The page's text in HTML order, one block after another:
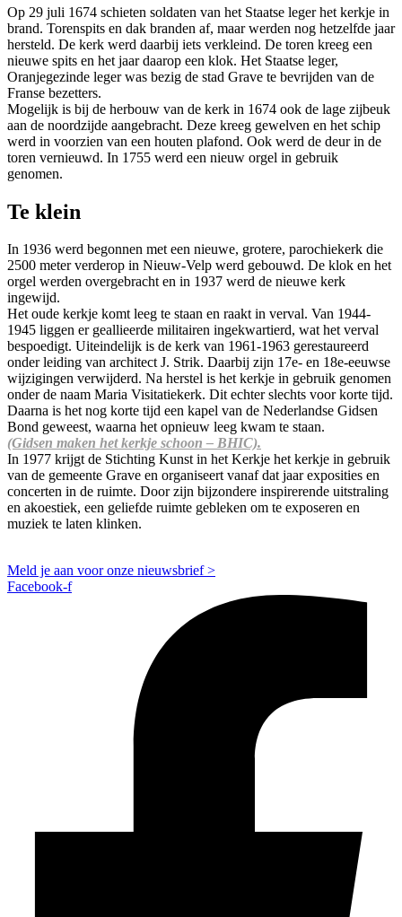
Op 29 juli 1674 schieten soldaten van het Staatse leger het kerkje in
brand. Torenspits en dak branden af, maar werden nog hetzelfde jaar
hersteld. De kerk werd daarbij iets verkleind. De toren kreeg een
nieuwe spits en het jaar daarop een klok. Het Staatse leger,
Oranjegezinde leger was bezig de stad Grave te bevrijden van de
Franse bezetters.
Mogelijk is bij de herbouw van de kerk in 1674 ook de lage zijbeuk
aan de noordzijde aangebracht. Deze kreeg gewelven en het schip
werd in voorzien van een houten plafond. Ook werd de deur in de
toren vernieuwd. In 1755 werd een nieuw orgel in gebruik
genomen.
Te klein
In 1936 werd begonnen met een nieuwe, grotere, parochiekerk die
2500 meter verderop in Nieuw-Velp werd gebouwd. De klok en het
orgel werden overgebracht en in 1937 werd de nieuwe kerk
ingewijd.
Het oude kerkje komt leeg te staan en raakt in verval. Van 1944-
1945 liggen er geallieerde militairen ingekwartierd, wat het verval
bespoedigt. Uiteindelijk is de kerk van 1961-1963 gerestaureerd
onder leiding van architect J. Strik. Daarbij zijn 17e- en 18e-eeuwse
wijzigingen verwijderd. Na herstel is het kerkje in gebruik genomen
onder de naam Maria Visitatiekerk. Dit echter slechts voor korte tijd.
Daarna is het nog korte tijd een kapel van de Nederlandse Gidsen
Bond geweest, waarna het opnieuw leeg kwam te staan.
(Gidsen maken het kerkje schoon – BHIC).
In 1977 krijgt de Stichting Kunst in het Kerkje het kerkje in gebruik
van de gemeente Grave en organiseert vanaf dat jaar exposities en
concerten in de ruimte. Door zijn bijzondere inspirerende uitstraling
en akoestiek, een geliefde ruimte gebleken om te exposeren en
muziek te laten klinken.
Meld je aan voor onze nieuwsbrief >
Facebook-f